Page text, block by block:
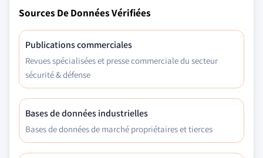
Sources De Données Vérifiées
Publications commerciales
Revues spécialisées et presse commerciale du secteur
sécurité & défense
Bases de données industrielles
Bases de données de marché propriétaires et tierces